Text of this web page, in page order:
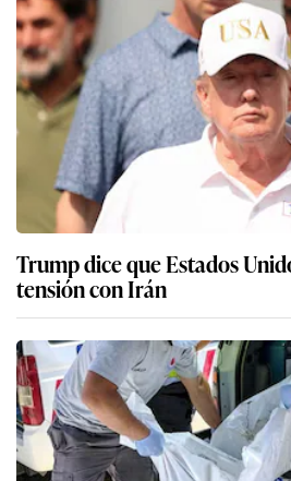
Trump dice que Estados
tensión con Irán